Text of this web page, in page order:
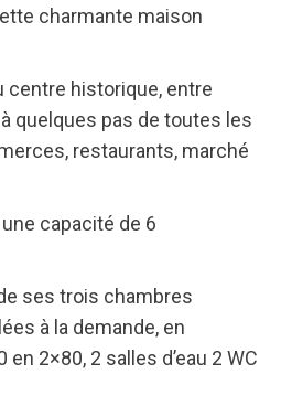
charmante maison
centre historique, entre
quelques pas de toutes les
restaurants, marché
capacité de 6
ses trois chambres
à la demande, en
2×80, 2 salles d’eau 2 WC